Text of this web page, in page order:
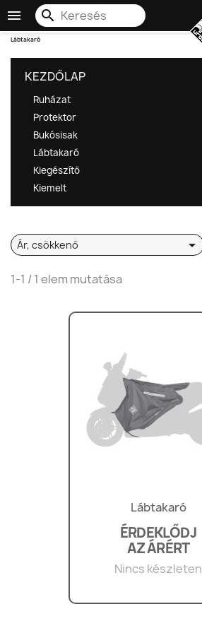
 search
Lábtakaró
KEZDŐLAP
Ruházat
Protektor
Bukósisak
Lábtakaró
Kiegészítő
Kiemelt
Ár, csökkenő 
1-1 / 1 elem mutatása
Lábtakaró
ÉRDEKLŐDJ
AZ ÁRÉRT
Nincs készleten